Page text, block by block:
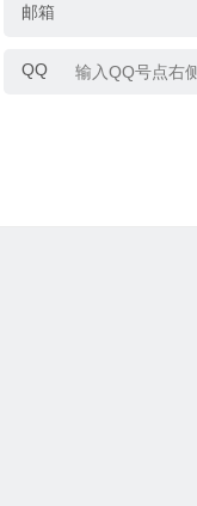
邮箱
QQ